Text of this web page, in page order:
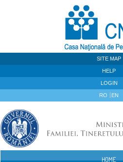
SITE MAP
HELP
LOGIN
RO EN
HOME